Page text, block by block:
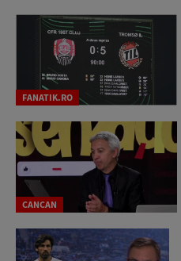
FANATIK.RO
CANCAN